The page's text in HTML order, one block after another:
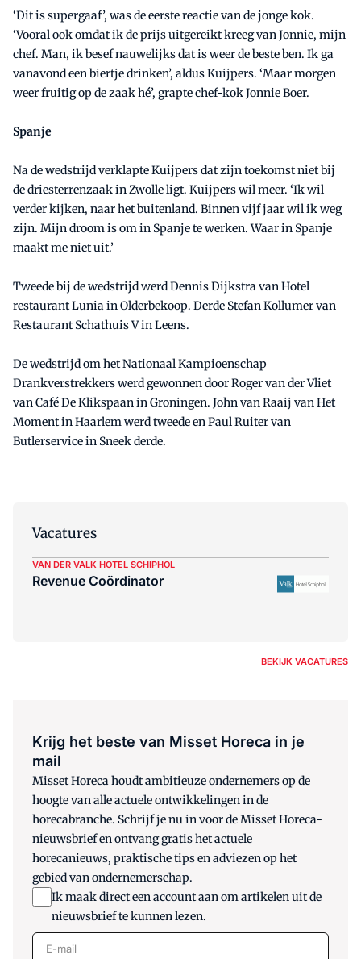
‘Dit is supergaaf’, was de eerste reactie van de jonge kok.
‘Vooral ook omdat ik de prijs uitgereikt kreeg van Jonnie, mijn
chef. Man, ik besef nauwelijks dat is weer de beste ben. Ik ga
vanavond een biertje drinken’, aldus Kuijpers. ‘Maar morgen
weer fruitig op de zaak hé’, grapte chef-kok Jonnie Boer.
Spanje
Na de wedstrijd verklapte Kuijpers dat zijn toekomst niet bij
de driesterrenzaak in Zwolle ligt. Kuijpers wil meer. ‘Ik wil
verder kijken, naar het buitenland. Binnen vijf jaar wil ik weg
zijn. Mijn droom is om in Spanje te werken. Waar in Spanje
maakt me niet uit.’
Tweede bij de wedstrijd werd Dennis Dijkstra van Hotel
restaurant Lunia in Olderbekoop. Derde Stefan Kollumer van
Restaurant Schathuis V in Leens.
De wedstrijd om het Nationaal Kampioenschap
Drankverstrekkers werd gewonnen door Roger van der Vliet
van Café De Klikspaan in Groningen. John van Raaij van Het
Moment in Haarlem werd tweede en Paul Ruiter van
Butlerservice in Sneek derde.
Vacatures
VAN DER VALK HOTEL SCHIPHOL
Revenue Coördinator
BEKIJK VACATURES
Krijg het beste van Misset Horeca in je
mail
Misset Horeca houdt ambitieuze ondernemers op de
hoogte van alle actuele ontwikkelingen in de
horecabranche. Schrijf je nu in voor de Misset Horeca-
nieuwsbrief en ontvang gratis het actuele
horecanieuws, praktische tips en adviezen op het
gebied van ondernemerschap.
Ik maak direct een account aan om artikelen uit de
nieuwsbrief te kunnen lezen.
E-mail